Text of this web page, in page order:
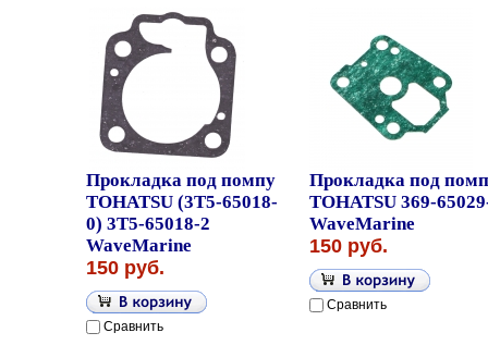
Прокладка под помпу
TOHATSU (3T5-65018-
0) 3T5-65018-2
WaveMarine
150 руб.
Сравнить
Прокладка под
TOHATSU 369-
WaveMarine
150 руб.
Сравнить